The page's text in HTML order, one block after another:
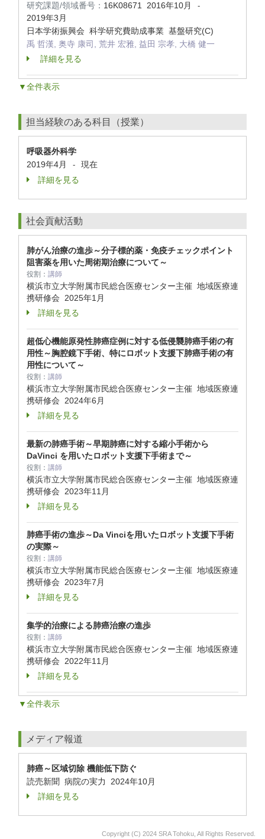
研究課題/領域番号： 16K08671 2016年10月 -
2019年3月
日本学術振興会 科学研究費助成事業 基盤研究(C)
禹 哲漢, 奥寺 康司, 荒井 宏雅, 益田 宗孝, 大橋 健一
詳細を見る
▼全件表示
担当経験のある科目（授業）
呼吸器外科学
2019年4月
-
現在
詳細を見る
社会貢献活動
肺がん治療の進歩～分子標的薬・免疫チェックポイント
阻害薬を用いた周術期治療について～
役割： 講師
横浜市立大学附属市民総合医療センター主催 地域医療連
携研修会 2025年1月
詳細を見る
超低心機能原発性肺癌症例に対する低侵襲肺癌手術の有
用性～胸腔鏡下手術、特にロボット支援下肺癌手術の有
用性について～
役割： 講師
横浜市立大学附属市民総合医療センター主催 地域医療連
携研修会 2024年6月
詳細を見る
最新の肺癌手術～早期肺癌に対する縮小手術から
DaVinci を用いたロボット支援下手術まで～
役割： 講師
横浜市立大学附属市民総合医療センター主催 地域医療連
携研修会 2023年11月
詳細を見る
肺癌手術の進歩～Da Vinciを用いたロボット支援下手術
の実際～
役割： 講師
横浜市立大学附属市民総合医療センター主催 地域医療連
携研修会 2023年7月
詳細を見る
集学的治療による肺癌治療の進歩
役割： 講師
横浜市立大学附属市民総合医療センター主催 地域医療連
携研修会 2022年11月
詳細を見る
▼全件表示
メディア報道
肺癌～区域切除 機能低下防ぐ
読売新聞 病院の実力 2024年10月
詳細を見る
Copyright (C) 2024 SRA Tohoku, All Rights Reserved.